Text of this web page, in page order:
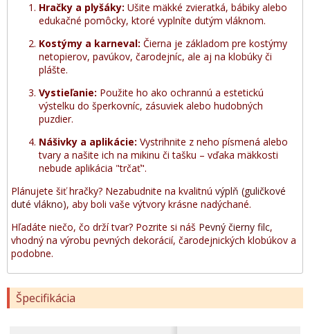
Hračky a plyšáky: Ušite mäkké zvieratká, bábiky alebo
edukačné pomôcky, ktoré vyplníte dutým vláknom.
Kostýmy a karneval: Čierna je základom pre kostýmy
netopierov, pavúkov, čarodejníc, ale aj na klobúky či
plášte.
Vystieľanie: Použite ho ako ochrannú a estetickú
výstelku do šperkovníc, zásuviek alebo hudobných
puzdier.
Nášivky a aplikácie: Vystrihnite z neho písmená alebo
tvary a našite ich na mikinu či tašku – vďaka mäkkosti
nebude aplikácia "trčať".
Plánujete šiť hračky? Nezabudnite na kvalitnú výplň (guličkové
duté vlákno), aby boli vaše výtvory krásne nadýchané.
Hľadáte niečo, čo drží tvar? Pozrite si náš Pevný čierny filc,
vhodný na výrobu pevných dekorácií, čarodejnických klobúkov a
podobne.
Špecifikácia